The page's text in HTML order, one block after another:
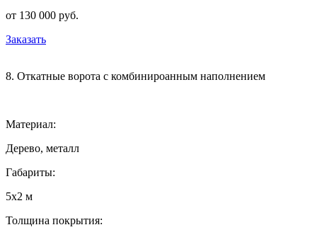
от 130 000 руб.
Заказать
8. Откатные ворота с комбинироанным наполнением
Материал:
Дерево, металл
Габариты:
5х2 м
Толщина покрытия: